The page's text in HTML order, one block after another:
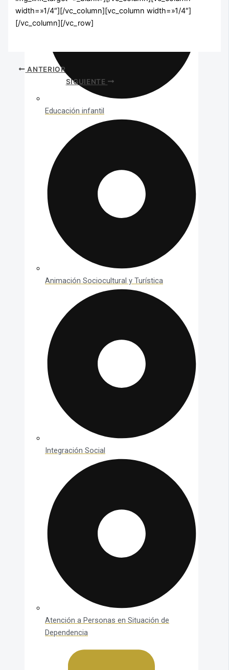
Educación infantil
Animación Sociocultural y Turística
Integración Social
Atención a Personas en Situación de
Dependencia
width=»1/4″][/vc_column][vc_column width=»1/4″]
[/vc_column][/vc_row]
ANTERIOR
SIGUIENTE